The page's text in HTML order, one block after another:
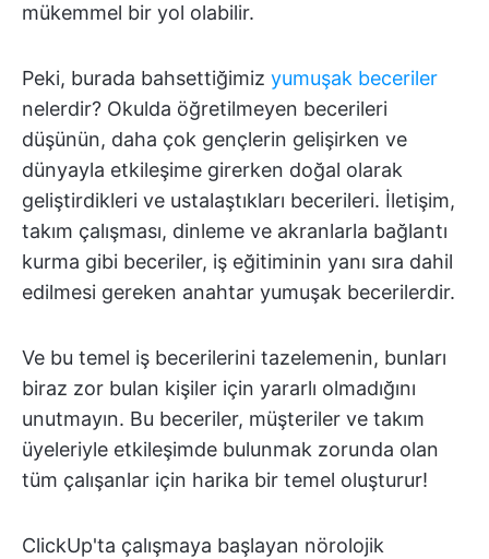
mükemmel bir yol olabilir.
Peki, burada bahsettiğimiz yumuşak beceriler
nelerdir? Okulda öğretilmeyen becerileri
düşünün, daha çok gençlerin gelişirken ve
dünyayla etkileşime girerken doğal olarak
geliştirdikleri ve ustalaştıkları becerileri. İletişim,
takım çalışması, dinleme ve akranlarla bağlantı
kurma gibi beceriler, iş eğitiminin yanı sıra dahil
edilmesi gereken anahtar yumuşak becerilerdir.
Ve bu temel iş becerilerini tazelemenin, bunları
biraz zor bulan kişiler için yararlı olmadığını
unutmayın. Bu beceriler, müşteriler ve takım
üyeleriyle etkileşimde bulunmak zorunda olan
tüm çalışanlar için harika bir temel oluşturur!
ClickUp'ta çalışmaya başlayan nörolojik